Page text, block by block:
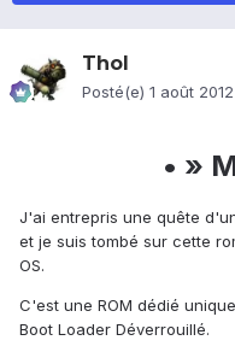
Thol
Posté(e) 1 août 2012
• »
J'ai entrepris une quête
et je suis tombé sur cette
OS.
C'est une ROM dédié
Boot Loader Déverrouillé.